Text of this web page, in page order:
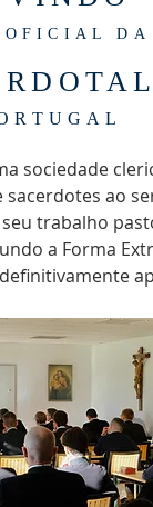
DA
sociedade
ao
trabalho
a Forma